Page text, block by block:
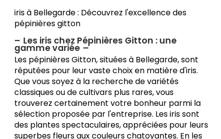
iris à Bellegarde : Découvrez l'excellence des
pépinières gitton
Les iris chez Pépinières Gitton : une
gamme variée
Les pépinières Gitton, situées à Bellegarde, sont
réputées pour leur vaste choix en matière d'iris.
Que vous soyez à la recherche de variétés
classiques ou de cultivars plus rares, vous
trouverez certainement votre bonheur parmi la
sélection proposée par l'entreprise. Les iris sont
des plantes spectaculaires, appréciées pour leurs
superbes fleurs aux couleurs chatoyantes. En les